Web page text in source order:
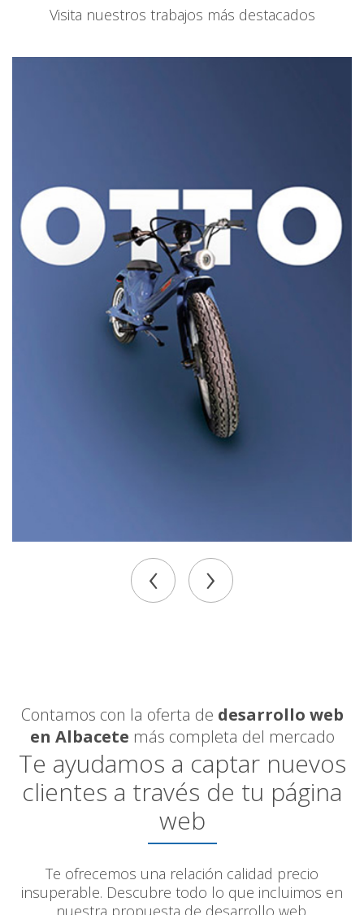
Visita nuestros trabajos más destacados
‹ ›
Contamos con la oferta de desarrollo web
en Albacete más completa del mercado
Te ayudamos a captar nuevos
clientes a través de tu página
web
Te ofrecemos una relación calidad precio
insuperable. Descubre todo lo que incluimos en